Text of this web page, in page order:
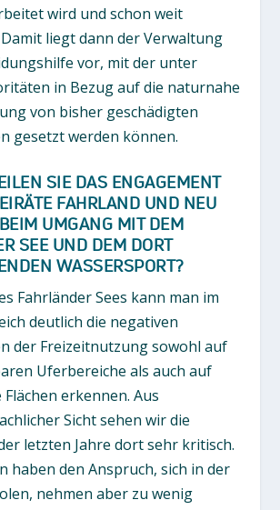
wird und schon weit
liegt dann der Verwaltung
vor, mit der unter
in Bezug auf die naturnahe
von bisher geschädigten
gesetzt werden können.
SIE DAS ENGAGEMENT
FAHRLAND UND NEU
UMGANG MIT DEM
SEE UND DEM DORT
WASSERSPORT?
Fahrländer Sees kann man im
deutlich die negativen
der Freizeitnutzung sowohl auf
Uferbereiche als auch auf
erkennen. Aus
Sicht sehen wir die
letzten Jahre dort sehr kritisch.
haben den Anspruch, sich in der
nehmen aber zu wenig